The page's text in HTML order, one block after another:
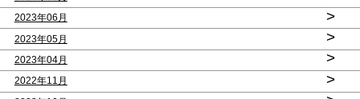
2023年06月 >
2023年05月 >
2023年04月 >
2022年11月 >